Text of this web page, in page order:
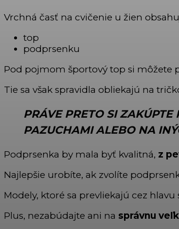
Vrchná časť na cvičenie u žien
top
podprsenku
Pod pojmom športový top si môžete
Tie sa však spravidla obliekajú na
PRÁVE PRETO SI ZAKÚPTE
PAZUCHAMI ALEBO NA
Podprsenka by mala byť kvalitná, z
Najlepšie urobíte, ak zvolíte
Modely, ktoré sa prevliekajú cez
Plus, nezabúdajte ani na správnu